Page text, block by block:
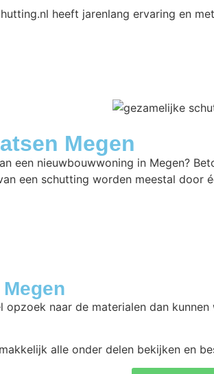
heeft jarenlang ervaring en
Megen
een nieuwbouwwoning in Megen?
een schutting worden meestal
opzoek naar de materialen dan
alle onder delen bekijken en